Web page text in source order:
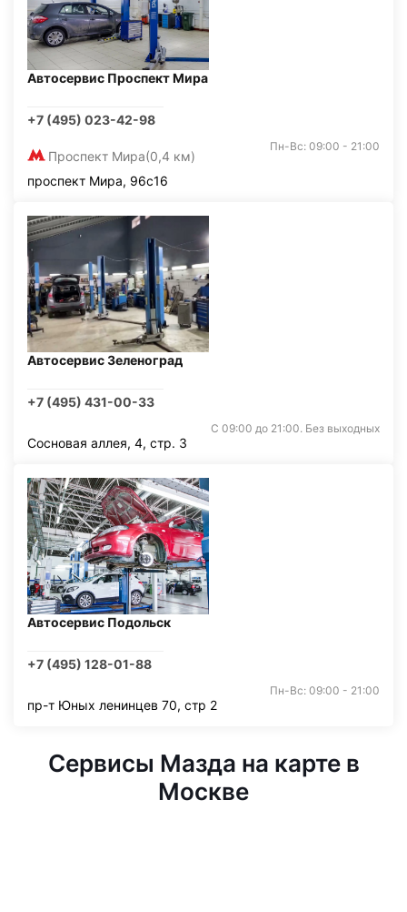
Автосервис Проспект Мира
+7 (495) 023-42-98
Проспект Мира(0,4 км)
Пн-Вс: 09:00 - 21:00
проспект Мира, 96с16
Автосервис Зеленоград
+7 (495) 431-00-33
С 09:00 до 21:00. Без выходных
Сосновая аллея, 4, стр. 3
Автосервис Подольск
+7 (495) 128-01-88
Пн-Вс: 09:00 - 21:00
пр-т Юных ленинцев 70, стр 2
Сервисы Мазда на карте в
Москве